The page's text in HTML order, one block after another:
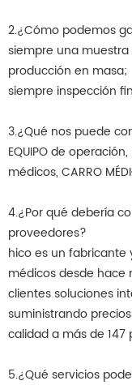
2.¿Cómo podemos
siempre una
producción en masa;
siempre inspección
3.¿Qué nos puede
EQUIPO de operación,
médicos, CARRO
4.¿Por qué debería
proveedores?
hico es un
médicos desde hace
clientes soluciones
suministrando
calidad a más de
5.¿Qué servicios